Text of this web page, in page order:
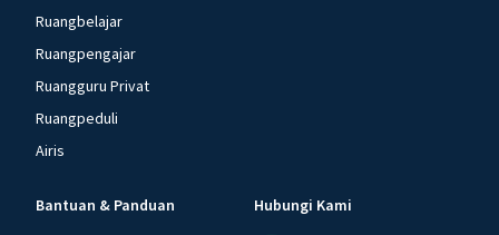
Ruangbelajar
Ruangpengajar
Ruangguru Privat
Ruangpeduli
Airis
Bantuan & Panduan Hubungi Kami